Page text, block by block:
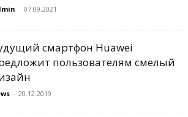
- 07.09.2021
смартфон Huawei
пользователям смелый
- 20.12.2019